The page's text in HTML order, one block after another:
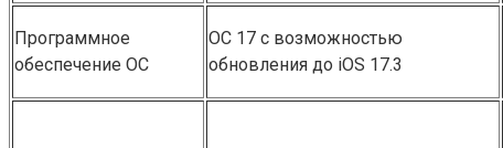
Программное
обеспечение ОС
ОС 17 с возможностью
обновления до iOS 17.3